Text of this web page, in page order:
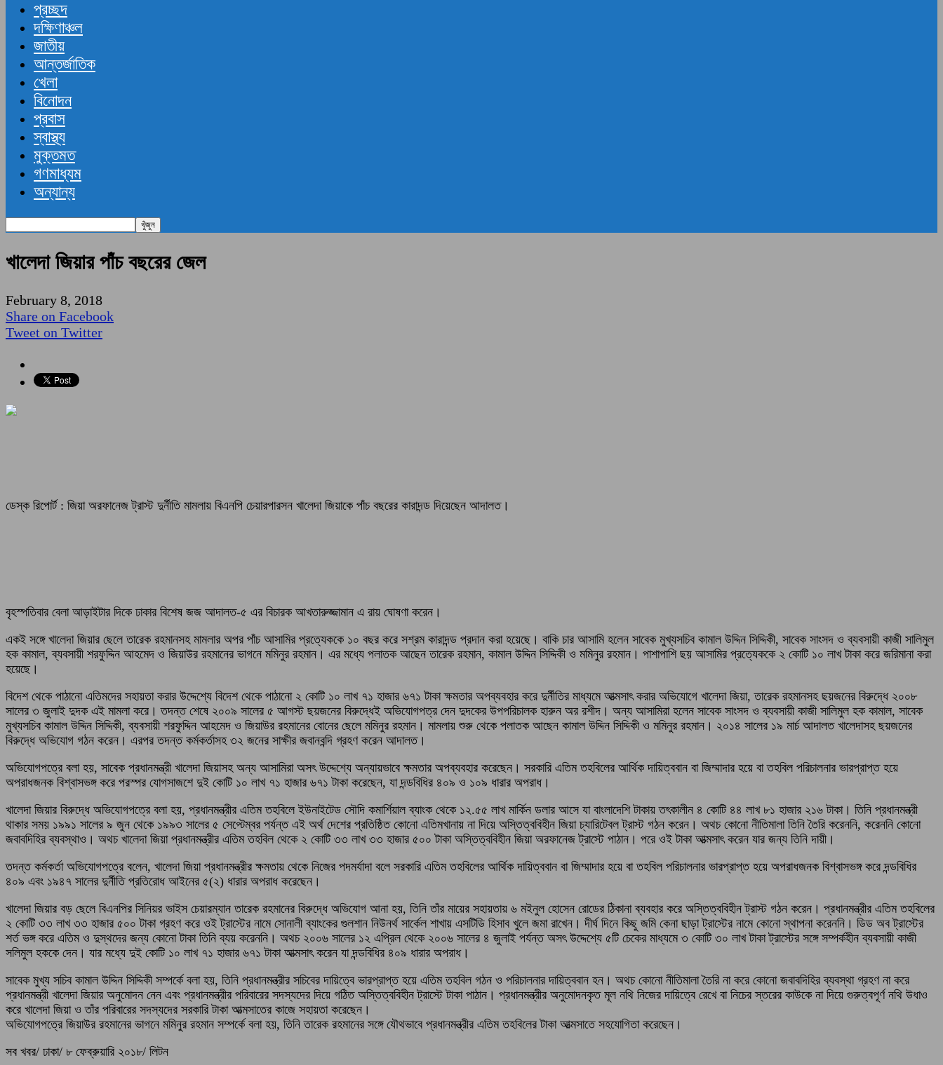
প্রচ্ছদ
দক্ষিণাঞ্চল
জাতীয়
আন্তর্জাতিক
খেলা
বিনোদন
প্রবাস
স্বাস্থ্য
মুক্তমত
গণমাধ্যম
অন্যান্য
খালেদা জিয়ার পাঁচ বছরের জেল
February 8, 2018
Share on Facebook
Tweet on Twitter
ডেস্ক রিপোর্ট : জিয়া অরফানেজ ট্রাস্ট দুর্নীতি মামলায় বিএনপি চেয়ারপারসন খালেদা জিয়াকে পাঁচ বছরের কারাদন্ড দিয়েছেন আদালত।
বৃহস্পতিবার বেলা আড়াইটার দিকে ঢাকার বিশেষ জজ আদালত-৫ এর বিচারক আখতারুজ্জামান এ রায় ঘোষণা করেন।
একই সঙ্গে খালেদা জিয়ার ছেলে তারেক রহমানসহ মামলার অপর পাঁচ আসামির প্রত্যেককে ১০ বছর করে সশ্রম কারাদন্ড প্রদান করা হয়েছে। বাকি চার আসামি হলেন সাবেক মুখ্যসচিব কামাল উদ্দিন সিদ্দিকী, সাবেক সাংসদ ও ব্যবসায়ী কাজী সালিমুল
হক কামাল, ব্যবসায়ী শরফুদ্দিন আহমেদ ও জিয়াউর রহমানের ভাগনে মমিনুর রহমান। এর মধ্যে পলাতক আছেন তারেক রহমান, কামাল উদ্দিন সিদ্দিকী ও মমিনুর রহমান। পাশাপাশি ছয় আসামির প্রত্যেককে ২ কোটি ১০ লাখ টাকা করে জরিমানা করা
হয়েছে।
বিদেশ থেকে পাঠানো এতিমদের সহায়তা করার উদ্দেশ্যে বিদেশ থেকে পাঠানো ২ কোটি ১০ লাখ ৭১ হাজার ৬৭১ টাকা ক্ষমতার অপব্যবহার করে দুর্নীতির মাধ্যমে আত্মসাৎ করার অভিযোগে খালেদা জিয়া, তারেক রহমানসহ ছয়জনের বিরুদ্ধে ২০০৮
সালের ৩ জুলাই দুদক এই মামলা করে। তদন্ত শেষে ২০০৯ সালের ৫ আগস্ট ছয়জনের বিরুদ্ধেই অভিযোগপত্র দেন দুদকের উপপরিচালক হারুন অর রশীদ। অন্য আসামিরা হলেন সাবেক সাংসদ ও ব্যবসায়ী কাজী সালিমুল হক কামাল, সাবেক
মুখ্যসচিব কামাল উদ্দিন সিদ্দিকী, ব্যবসায়ী শরফুদ্দিন আহমেদ ও জিয়াউর রহমানের বোনের ছেলে মমিনুর রহমান। মামলায় শুরু থেকে পলাতক আছেন কামাল উদ্দিন সিদ্দিকী ও মমিনুর রহমান। ২০১৪ সালের ১৯ মার্চ আদালত খালেদাসহ ছয়জনের
বিরুদ্ধে অভিযোগ গঠন করেন। এরপর তদন্ত কর্মকর্তাসহ ৩২ জনের সাক্ষীর জবানবন্দি গ্রহণ করেন আদালত।
অভিযোগপত্রে বলা হয়, সাবেক প্রধানমন্ত্রী খালেদা জিয়াসহ অন্য আসামিরা অসৎ উদ্দেশ্যে অন্যায়ভাবে ক্ষমতার অপব্যবহার করেছেন। সরকারি এতিম তহবিলের আর্থিক দায়িত্ববান বা জিম্মাদার হয়ে বা তহবিল পরিচালনার ভারপ্রাপ্ত হয়ে
অপরাধজনক বিশ্বাসভঙ্গ করে পরস্পর যোগসাজশে দুই কোটি ১০ লাখ ৭১ হাজার ৬৭১ টাকা করেছেন, যা দন্ডবিধির ৪০৯ ও ১০৯ ধারার অপরাধ।
খালেদা জিয়ার বিরুদ্ধে অভিযোগপত্রে বলা হয়, প্রধানমন্ত্রীর এতিম তহবিলে ইউনাইটেড সৌদি কমার্শিয়াল ব্যাংক থেকে ১২.৫৫ লাখ মার্কিন ডলার আসে যা বাংলাদেশি টাকায় তৎকালীন ৪ কোটি ৪৪ লাখ ৮১ হাজার ২১৬ টাকা। তিনি প্রধানমন্ত্রী
থাকার সময় ১৯৯১ সালের ৯ জুন থেকে ১৯৯৩ সালের ৫ সেপ্টেম্বর পর্যন্ত এই অর্থ দেশের প্রতিষ্ঠিত কোনো এতিমখানায় না দিয়ে অস্তিত্ববিহীন জিয়া চ্যারিটেবল ট্রাস্ট গঠন করেন। অথচ কোনো নীতিমালা তিনি তৈরি করেননি, করেননি কোনো
জবাবদিহির ব্যবস্থাও। অথচ খালেদা জিয়া প্রধানমন্ত্রীর এতিম তহবিল থেকে ২ কোটি ৩৩ লাখ ৩৩ হাজার ৫০০ টাকা অস্তিত্ববিহীন জিয়া অরফানেজ ট্রাস্টে পাঠান। পরে ওই টাকা আত্মসাৎ করেন যার জন্য তিনি দায়ী।
তদন্ত কর্মকর্তা অভিযোগপত্রে বলেন, খালেদা জিয়া প্রধানমন্ত্রীর ক্ষমতায় থেকে নিজের পদমর্যাদা বলে সরকারি এতিম তহবিলের আর্থিক দায়িত্ববান বা জিম্মাদার হয়ে বা তহবিল পরিচালনার ভারপ্রাপ্ত হয়ে অপরাধজনক বিশ্বাসভঙ্গ করে দন্ডবিধির
৪০৯ এবং ১৯৪৭ সালের দুর্নীতি প্রতিরোধ আইনের ৫(২) ধারার অপরাধ করেছেন।
খালেদা জিয়ার বড় ছেলে বিএনপির সিনিয়র ভাইস চেয়ারম্যান তারেক রহমানের বিরুদ্ধে অভিযোগ আনা হয়, তিনি তাঁর মায়ের সহায়তায় ৬ মইনুল হোসেন রোডের ঠিকানা ব্যবহার করে অস্তিত্ববিহীন ট্রাস্ট গঠন করেন। প্রধানমন্ত্রীর এতিম তহবিলের
২ কোটি ৩৩ লাখ ৩৩ হাজার ৫০০ টাকা গ্রহণ করে ওই ট্রাস্টের নামে সোনালী ব্যাংকের গুলশান নিউনর্থ সার্কেল শাখায় এসটিডি হিসাব খুলে জমা রাখেন। দীর্ঘ দিনে কিছু জমি কেনা ছাড়া ট্রাস্টের নামে কোনো স্থাপনা করেননি। ডিড অব ট্রাস্টের
শর্ত ভঙ্গ করে এতিম ও দুস্থদের জন্য কোনো টাকা তিনি ব্যয় করেননি। অথচ ২০০৬ সালের ১২ এপ্রিল থেকে ২০০৬ সালের ৪ জুলাই পর্যন্ত অসৎ উদ্দেশ্যে ৫টি চেকের মাধ্যমে ৩ কোটি ৩০ লাখ টাকা ট্রাস্টের সঙ্গে সম্পর্কহীন ব্যবসায়ী কাজী
সলিমুল হককে দেন। যার মধ্যে দুই কোটি ১০ লাখ ৭১ হাজার ৬৭১ টাকা আত্মসাৎ করেন যা দন্ডবিধির ৪০৯ ধারার অপরাধ।
সাবেক মুখ্য সচিব কামাল উদ্দিন সিদ্দিকী সম্পর্কে বলা হয়, তিনি প্রধানমন্ত্রীর সচিবের দায়িত্বে ভারপ্রাপ্ত হয়ে এতিম তহবিল গঠন ও পরিচালনার দায়িত্ববান হন। অথচ কোনো নীতিমালা তৈরি না করে কোনো জবাবদিহির ব্যবস্থা গ্রহণ না করে
প্রধানমন্ত্রী খালেদা জিয়ার অনুমোদন নেন এবং প্রধানমন্ত্রীর পরিবারের সদস্যদের দিয়ে গঠিত অস্তিত্ববিহীন ট্রাস্টে টাকা পাঠান। প্রধানমন্ত্রীর অনুমোদনকৃত মূল নথি নিজের দায়িত্বে রেখে বা নিচের স্তরের কাউকে না দিয়ে গুরুত্বপূর্ণ নথি উধাও
করে খালেদা জিয়া ও তাঁর পরিবারের সদস্যদের সরকারি টাকা আত্মসাতের কাজে সহায়তা করেছেন।
অভিযোগপত্রে জিয়াউর রহমানের ভাগনে মমিনুর রহমান সম্পর্কে বলা হয়, তিনি তারেক রহমানের সঙ্গে যৌথভাবে প্রধানমন্ত্রীর এতিম তহবিলের টাকা আত্মসাতে সহযোগিতা করেছেন।
সব খবর/ ঢাকা/ ৮ ফেব্রুয়ারি ২০১৮/ লিটন